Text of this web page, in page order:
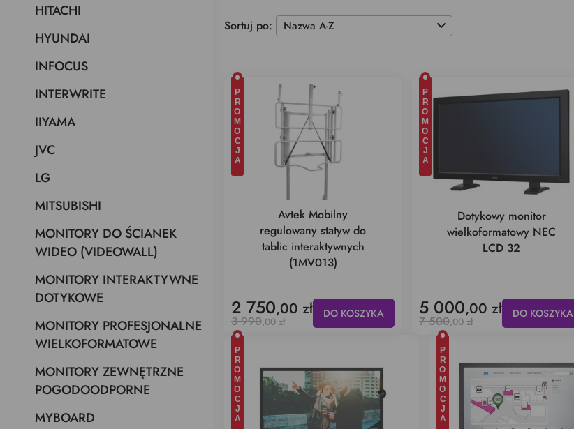
Sortuj po:
PROMOCJA
Avtek Mobilny
regulowany statyw do
tablic interaktywnych
(1MV013)
2 750,00 zł
3 990,00 zł
DO KOSZYKA
PROMOCJA
Dotykowy monitor
wielkoformatowy NEC
LCD 32
5 000,00 zł
7 500,00 zł
DO KOSZYKA
PROMOCJA PROMOCJA
HITACHI
HYUNDAI
INFOCUS
INTERWRITE
IIYAMA
JVC
LG
MITSUBISHI
MONITORY DO ŚCIANEK
WIDEO (VIDEOWALL)
MONITORY INTERAKTYWNE
DOTYKOWE
MONITORY PROFESJONALNE
WIELKOFORMATOWE
MONITORY ZEWNĘTRZNE
POGODOODPORNE
MYBOARD